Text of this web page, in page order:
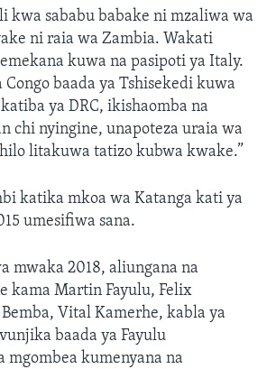
kwa sababu babake ni mzaliwa wa
ni raia wa Zambia. Wakati
kuwa na pasipoti ya Italy.
baada ya Tshisekedi kuwa
ya DRC, ikishaomba na
chi nyingine, unapoteza uraia wa
litakuwa tatizo kubwa kwake.”
katika mkoa wa Katanga kati ya
umesifiwa sana.
mwaka 2018, aliungana na
kama Martin Fayulu, Felix
Vital Kamerhe, kabla ya
baada ya Fayulu
mgombea kumenyana na